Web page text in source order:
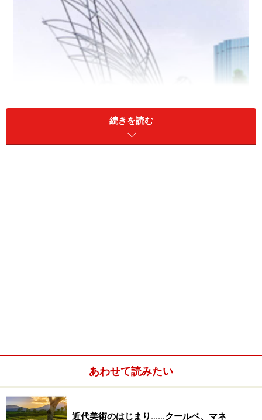
多数。
日本人では、菅井汲、白髪一雄、吉原治良、黒田アキ、
田中敦子、森村泰昌など関西にゆかりのある作家の作品
続きを読む
あわせて読みたい
近代美術のはじまり……クールベ、マネ